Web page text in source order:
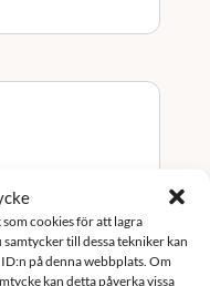
cookies för att lagra
till dessa tekniker kan
på denna webbplats. Om
kan detta påverka vissa